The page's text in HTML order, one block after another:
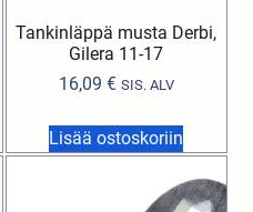
Tankinläppä musta Derbi,
Gilera 11-17
16,09 € SIS. ALV
Lisää ostoskoriin